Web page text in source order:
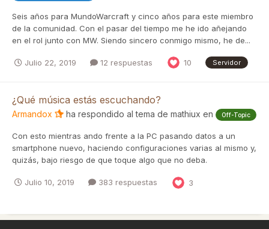
Seis años para MundoWarcraft y cinco años para este miembro
de la comunidad. Con el pasar del tiempo me he ido añejando
en el rol junto con MW. Siendo sincero conmigo mismo, he de...
Julio 22, 2019 12 respuestas 10 Servidor
¿Qué música estás escuchando?
Armandox ha respondido al tema de mathiux en Off-Topic
Con esto mientras ando frente a la PC pasando datos a un
smartphone nuevo, haciendo configuraciones varias al mismo y,
quizás, bajo riesgo de que toque algo que no deba.
Julio 10, 2019 383 respuestas 3